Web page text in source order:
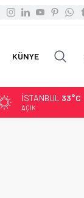
KÜNYE
İSTANBUL 33°C
AÇIK